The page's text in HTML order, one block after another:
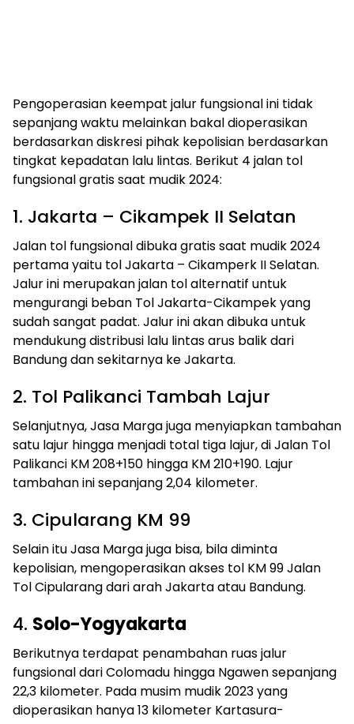
Pengoperasian keempat jalur fungsional ini tidak
sepanjang waktu melainkan bakal dioperasikan
berdasarkan diskresi pihak kepolisian berdasarkan
tingkat kepadatan lalu lintas. Berikut 4 jalan tol
fungsional gratis saat mudik 2024:
1. Jakarta – Cikampek II Selatan
Jalan tol fungsional dibuka gratis saat mudik 2024
pertama yaitu tol Jakarta – Cikamperk II Selatan.
Jalur ini merupakan jalan tol alternatif untuk
mengurangi beban Tol Jakarta-Cikampek yang
sudah sangat padat. Jalur ini akan dibuka untuk
mendukung distribusi lalu lintas arus balik dari
Bandung dan sekitarnya ke Jakarta.
2. Tol Palikanci Tambah Lajur
Selanjutnya, Jasa Marga juga menyiapkan tambahan
satu lajur hingga menjadi total tiga lajur, di Jalan Tol
Palikanci KM 208+150 hingga KM 210+190. Lajur
tambahan ini sepanjang 2,04 kilometer.
3. Cipularang KM 99
Selain itu Jasa Marga juga bisa, bila diminta
kepolisian, mengoperasikan akses tol KM 99 Jalan
Tol Cipularang dari arah Jakarta atau Bandung.
4. Solo-Yogyakarta
Berikutnya terdapat penambahan ruas jalur
fungsional dari Colomadu hingga Ngawen sepanjang
22,3 kilometer. Pada musim mudik 2023 yang
dioperasikan hanya 13 kilometer Kartasura-